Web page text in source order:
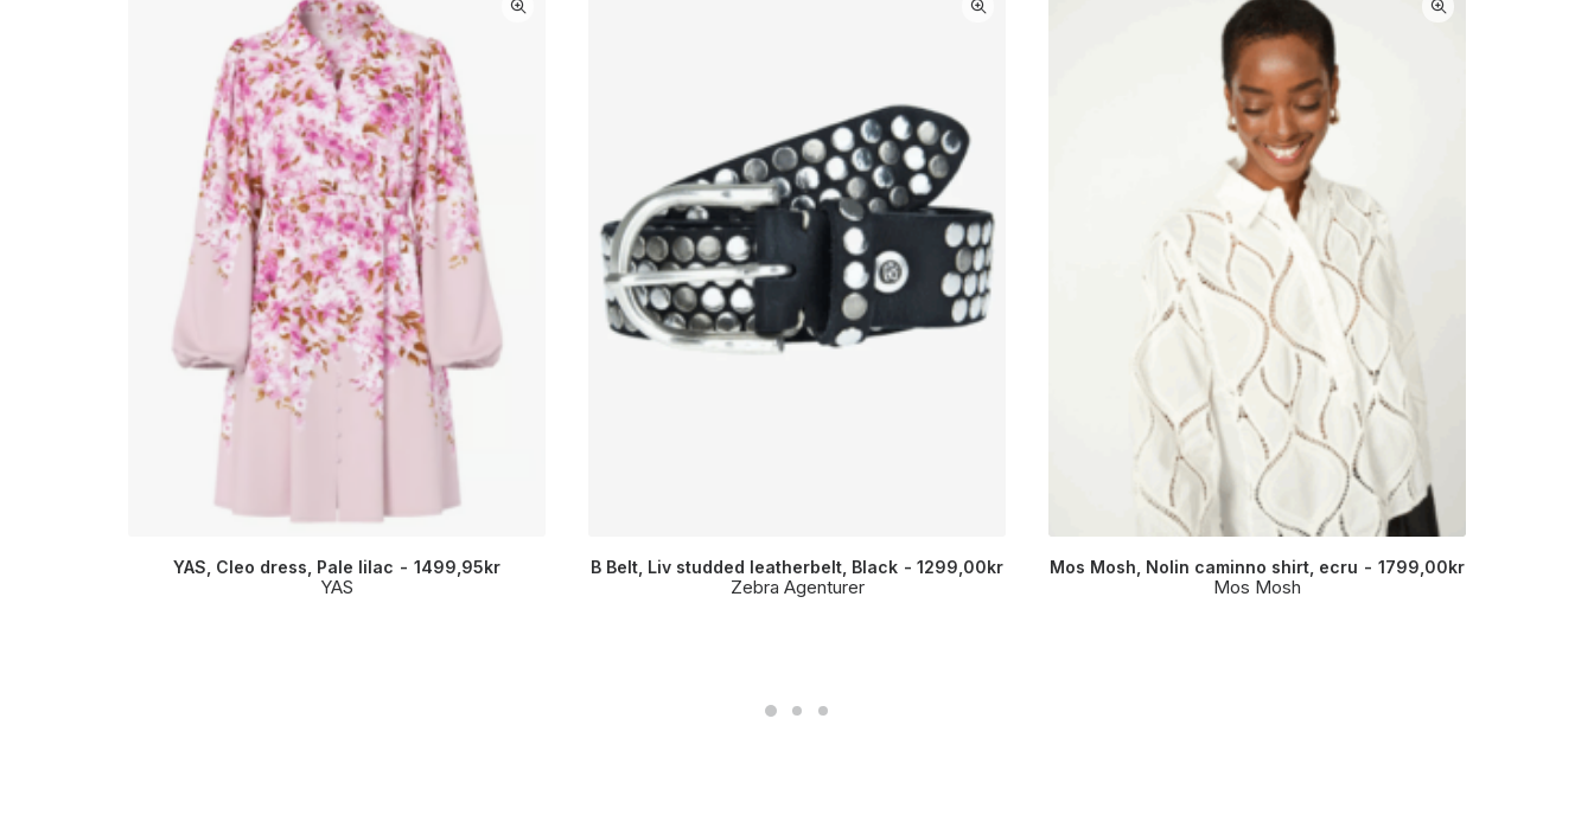
YAS, Cleo dress, Pale lilac 1499,95kr
YAS
B Belt, Liv studded leatherbelt, Black 1299,00kr
Zebra Agenturer
Mos Mosh, Nolin caminno shirt, ecru 1799,00kr
Mos Mosh